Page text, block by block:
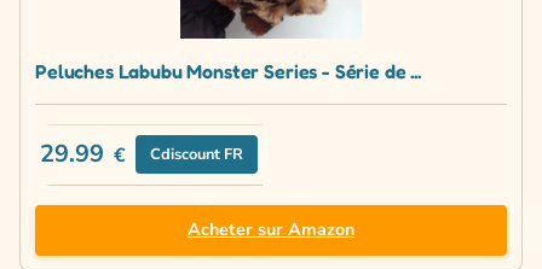
Peluches Labubu Monster Series - Série de ...
29.99 € Cdiscount FR
Acheter sur Amazon